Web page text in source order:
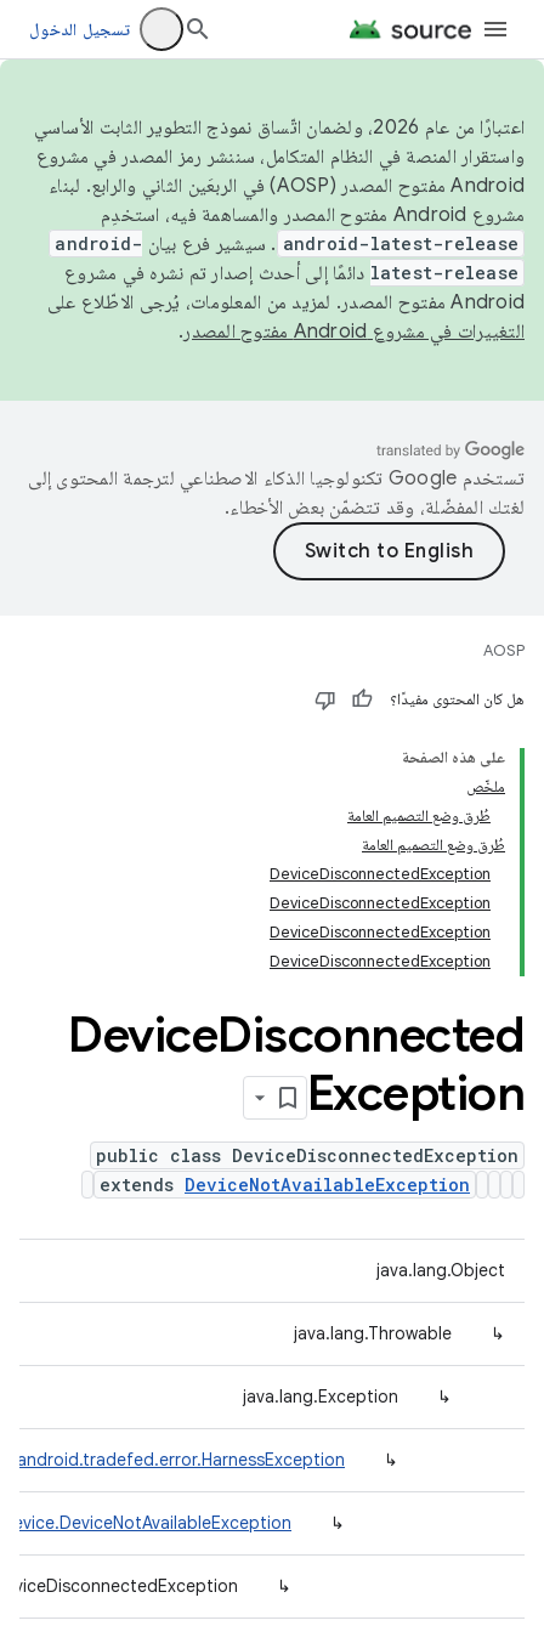
تسجيل الدخول
اعتبارًا من عام 2026، ولضمان اتّساق نموذج التطوير الثابت الأساسي
واستقرار المنصة في النظام المتكامل، سننشر رمز المصدر في مشروع
Android مفتوح المصدر (AOSP) في الربعَين الثاني والرابع. لبناء
مشروع Android مفتوح المصدر والمساهمة فيه، استخدِم
android-latest-release . سيشير فرع بيان android-
latest-release دائمًا إلى أحدث إصدار تم نشره في مشروع
Android مفتوح المصدر. لمزيد من المعلومات، يُرجى الاطّلاع على
التغييرات في مشروع Android مفتوح المصدر
.
تستخدم Google تكنولوجيا الذكاء الاصطناعي لترجمة المحتوى إلى
لغتك المفضّلة، وقد تتضمّن بعض الأخطاء.
AOSP
هل كان المحتوى مفيدًا؟
على هذه الصفحة
ملخّص
طُرق وضع التصميم العامة
طُرق وضع التصميم العامة
DeviceDisconnectedException
DeviceDisconnectedException
DeviceDisconnectedException
DeviceDisconnectedException
‫DeviceDisconnected
Exception
public class DeviceDisconnectedException
extends DeviceNotAvailableException
java.lang.Object
↳
java.lang.Throwable
↳
java.lang.Exception
↳
↳
↳